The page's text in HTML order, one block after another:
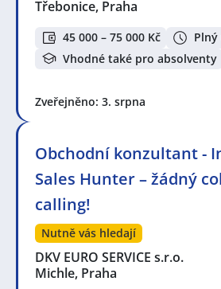
Třebonice, Praha
45 000 – 75 000 Kč
Plný
Vhodné také pro absolventy
Zveřejněno: 3. srpna
Obchodní konzultant -
Sales Hunter – žádný
calling!
Nutně vás hledají
DKV EURO SERVICE s.r.o.
Michle, Praha